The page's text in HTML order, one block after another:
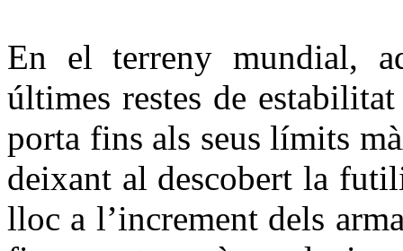
En el terreny mundial,
últimes restes de
porta fins als seus límits
deixant al descobert la
lloc a l’increment dels